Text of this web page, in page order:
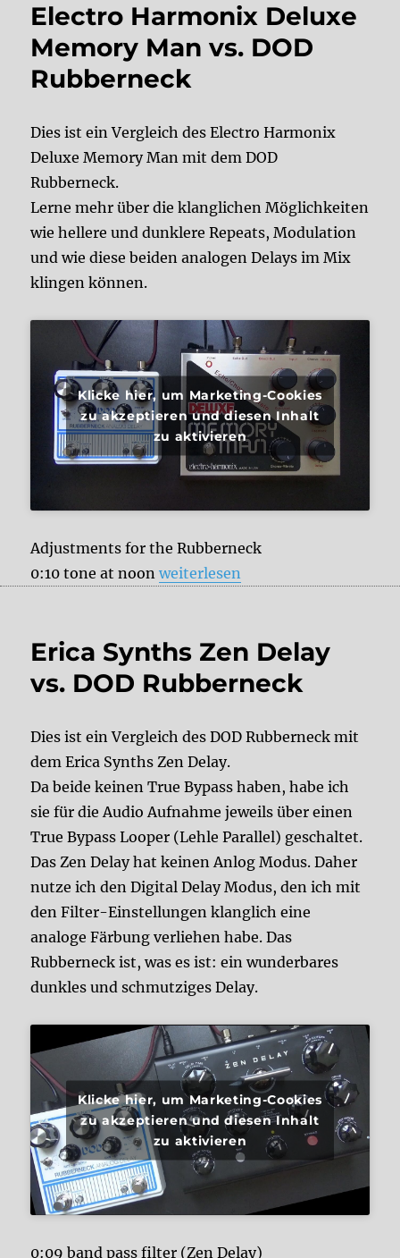
Electro Harmonix Deluxe
Memory Man vs. DOD
Rubberneck
Dies ist ein Vergleich des Electro Harmonix
Deluxe Memory Man mit dem DOD
Rubberneck.
Lerne mehr über die klanglichen Möglichkeiten
wie hellere und dunklere Repeats, Modulation
und wie diese beiden analogen Delays im Mix
klingen können.
Klicke hier, um Marketing-Cookies
zu akzeptieren und diesen Inhalt
zu aktivieren
Adjustments for the Rubberneck
0:10 tone at noon„Electro Harmonix Deluxe
weiterlesen
Erica Synths Zen Delay
vs. DOD Rubberneck
Dies ist ein Vergleich des DOD Rubberneck mit
dem Erica Synths Zen Delay.
Da beide keinen True Bypass haben, habe ich
sie für die Audio Aufnahme jeweils über einen
True Bypass Looper (Lehle Parallel) geschaltet.
Das Zen Delay hat keinen Anlog Modus. Daher
nutze ich den Digital Delay Modus, den ich mit
den Filter-Einstellungen klanglich eine
analoge Färbung verliehen habe. Das
Rubberneck ist, was es ist: ein wunderbares
dunkles und schmutziges Delay.
Klicke hier, um Marketing-Cookies
zu akzeptieren und diesen Inhalt
zu aktivieren
0:09 band pass filter (Zen Delay)